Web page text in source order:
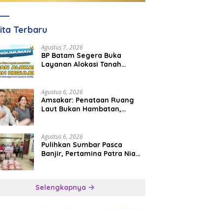
Terbaru
Agustus 7, 2026
BP Batam Segera Buka
Layanan Alokasi Tanah
Agustus 6, 2026
Amsakar: Penataan Ruang
Laut Bukan Hambatan,
Agustus 6, 2026
Pulihkan Sumbar Pasca
Banjir, Pertamina Patra Niaga
Selengkapnya